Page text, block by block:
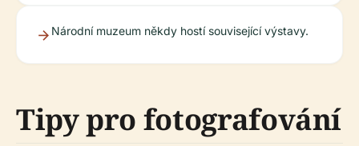
Národní muzeum někdy hostí související výstavy.
Tipy pro fotografování